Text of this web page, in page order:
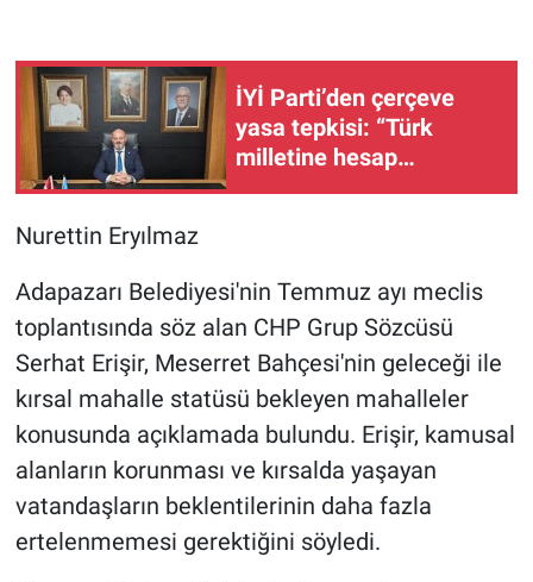
İYİ Parti’den çerçeve
yasa tepkisi: “Türk
milletine hesap
vereceksiniz”
Nurettin Eryılmaz
Adapazarı Belediyesi'nin Temmuz ayı meclis
toplantısında söz alan CHP Grup Sözcüsü
Serhat Erişir, Meserret Bahçesi'nin geleceği ile
kırsal mahalle statüsü bekleyen mahalleler
konusunda açıklamada bulundu. Erişir, kamusal
alanların korunması ve kırsalda yaşayan
vatandaşların beklentilerinin daha fazla
ertelenmemesi gerektiğini söyledi.